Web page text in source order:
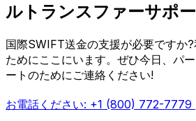
ルトランスファーサポ
国際SWIFT送金の支援が必要ですか
ためにここにいます。ぜひ今日、パ
ートのためにご連絡ください!
お電話ください: +1 (800) 772-7779